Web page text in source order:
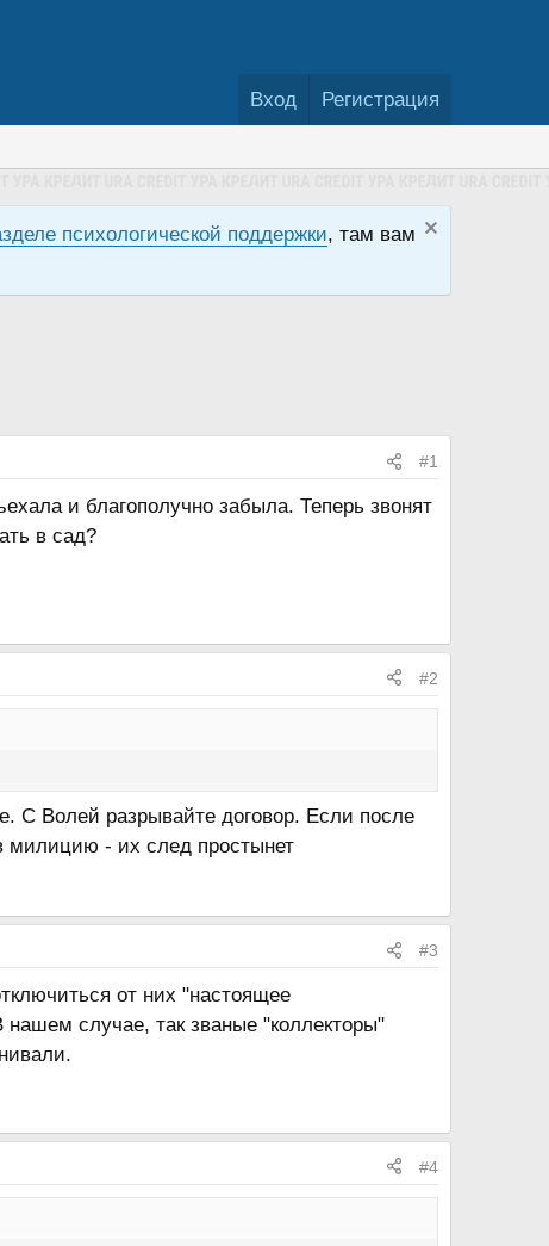
Вход Регистрация
психологической поддержки, там вам
#1
и благополучно забыла. Теперь звонят
в сад?
#2
С Волей разрывайте договор. Если после
милицию - их след простынет
#3
от них "настоящее
случае, так званые "коллекторы"
#4